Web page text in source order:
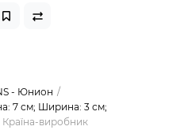
- Юнион
7 см; Ширина: 3 см;
Країна-виробник